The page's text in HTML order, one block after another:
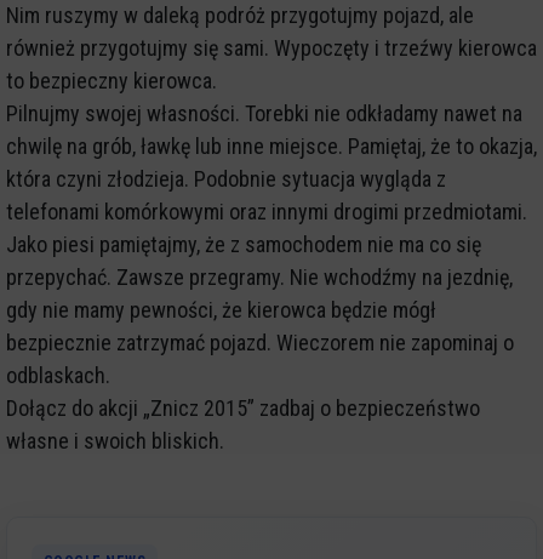
Nim ruszymy w daleką podróż przygotujmy pojazd, ale
również przygotujmy się sami. Wypoczęty i trzeźwy kierowca
to bezpieczny kierowca.
Pilnujmy swojej własności. Torebki nie odkładamy nawet na
chwilę na grób, ławkę lub inne miejsce. Pamiętaj, że to okazja,
która czyni złodzieja. Podobnie sytuacja wygląda z
telefonami komórkowymi oraz innymi drogimi przedmiotami.
Jako piesi pamiętajmy, że z samochodem nie ma co się
przepychać. Zawsze przegramy. Nie wchodźmy na jezdnię,
gdy nie mamy pewności, że kierowca będzie mógł
bezpiecznie zatrzymać pojazd. Wieczorem nie zapominaj o
odblaskach.
Dołącz do akcji „Znicz 2015” zadbaj o bezpieczeństwo
własne i swoich bliskich.